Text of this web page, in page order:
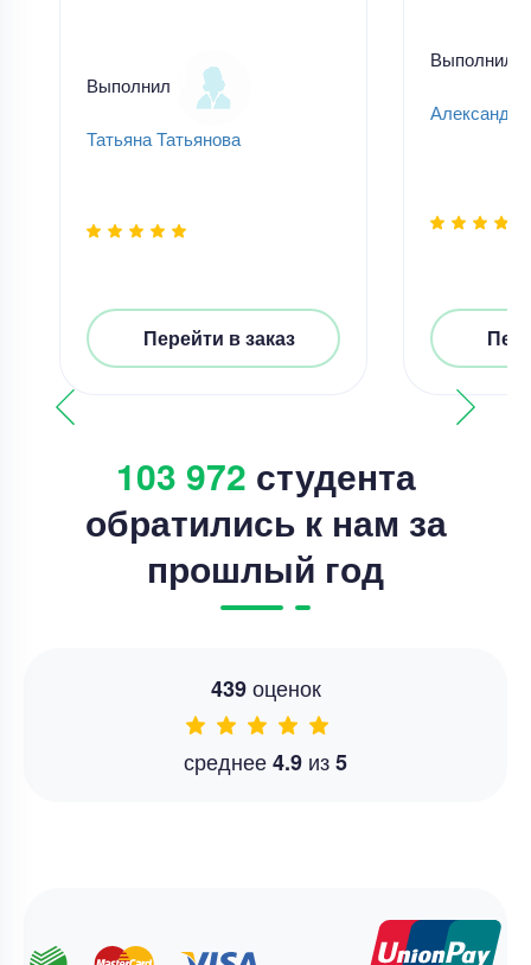
Выполнил
Татьяна Татьянова
Перейти в заказ
Выполнил
Александр
103 972 студента
обратились к нам за
прошлый год
439оценок
среднее4.9 из5